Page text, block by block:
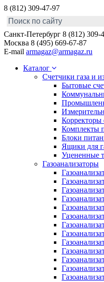
8 (812) 309-47-97
Санкт-Петербург 8 (812) 309-
Москва 8 (495) 669-67-87
E-mail armagaz@armagaz.ru
Каталог
Счетчики газа и
Бытовые
Корректоры
Комплекты
Блоки
Ящики для
Уцененные
Газоанализаторы